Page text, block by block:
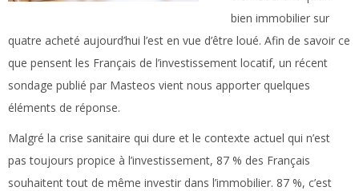
bien immobilier sur
quatre acheté aujourd’hui l’est en vue d’être loué. Afin de savoir ce
que pensent les Français de l’investissement locatif, un récent
sondage publié par Masteos vient nous apporter quelques
éléments de réponse.
Malgré la crise sanitaire qui dure et le contexte actuel qui n’est
pas toujours propice à l’investissement, 87 % des Français
souhaitent tout de même investir dans l’immobilier. 87 %, c’est